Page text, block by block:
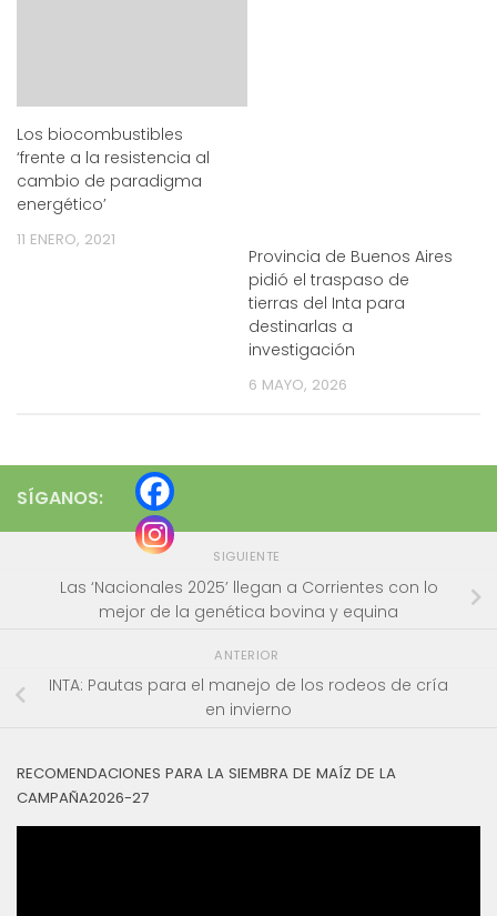
Los biocombustibles
‘frente a la resistencia al
cambio de paradigma
energético’
11 ENERO, 2021
Provincia de Buenos Aires
pidió el traspaso de
tierras del Inta para
destinarlas a
investigación
6 MAYO, 2026
SÍGANOS:
SIGUIENTE
Las ‘Nacionales 2025’ llegan a Corrientes con lo
mejor de la genética bovina y equina
ANTERIOR
INTA: Pautas para el manejo de los rodeos de cría
en invierno
RECOMENDACIONES PARA LA SIEMBRA DE MAÍZ DE LA
CAMPAÑA2026-27